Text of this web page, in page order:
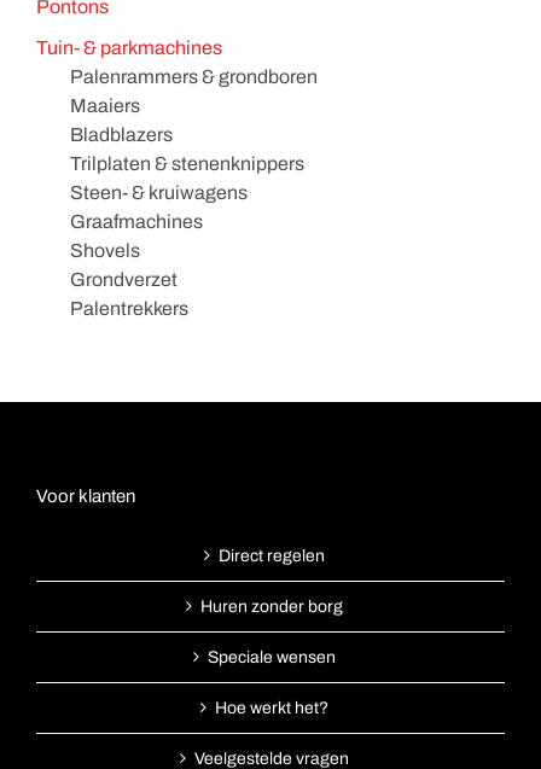
Pontons
Tuin- & parkmachines
Palenrammers & grondboren
Maaiers
Bladblazers
Trilplaten & stenenknippers
Steen- & kruiwagens
Graafmachines
Shovels
Grondverzet
Palentrekkers
Voor klanten
Direct regelen
Huren zonder borg
Speciale wensen
Hoe werkt het?
Veelgestelde vragen